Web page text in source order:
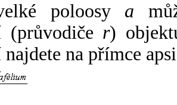
poloosy a
(průvodiče r)
na přímce